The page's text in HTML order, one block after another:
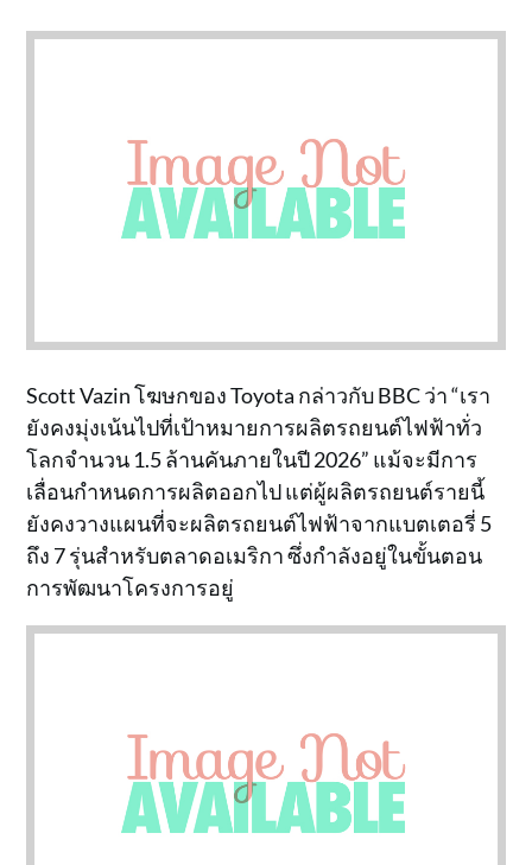
Scott Vazin โฆษกของ Toyota กล่าวกับ BBC ว่า “เรา
ยังคงมุ่งเน้นไปที่เป้าหมายการผลิตรถยนต์ไฟฟ้าทั่ว
โลกจำนวน 1.5 ล้านคันภายในปี 2026” แม้จะมีการ
เลื่อนกำหนดการผลิตออกไป แต่ผู้ผลิตรถยนต์รายนี้
ยังคงวางแผนที่จะผลิตรถยนต์ไฟฟ้าจากแบตเตอรี่ 5
ถึง 7 รุ่นสำหรับตลาดอเมริกา ซึ่งกำลังอยู่ในขั้นตอน
การพัฒนาโครงการอยู่